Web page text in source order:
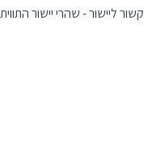
ליישור - שהרי יישור